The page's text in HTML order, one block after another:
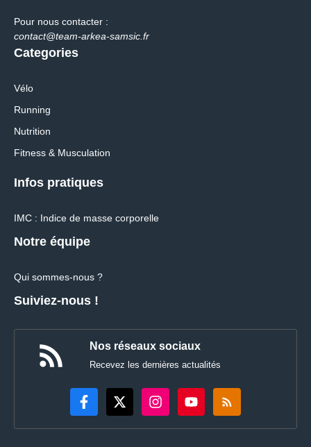
Pour nous contacter :
contact@team-arkea-samsic.fr
Categories
Vélo
Running
Nutrition
Fitness & Musculation
Infos pratiques
IMC : Indice de masse corporelle
Notre équipe
Qui sommes-nous ?
Suiviez-nous !
Nos réseaux sociaux
Recevez les dernières actualités